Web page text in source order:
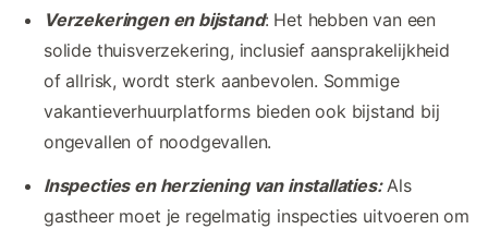
Verzekeringen en bijstand: Het hebben van een
solide thuisverzekering, inclusief aansprakelijkheid
of allrisk, wordt sterk aanbevolen. Sommige
vakantieverhuurplatforms bieden ook bijstand bij
ongevallen of noodgevallen.
Inspecties en herziening van installaties:Als
gastheer moet je regelmatig inspecties uitvoeren om